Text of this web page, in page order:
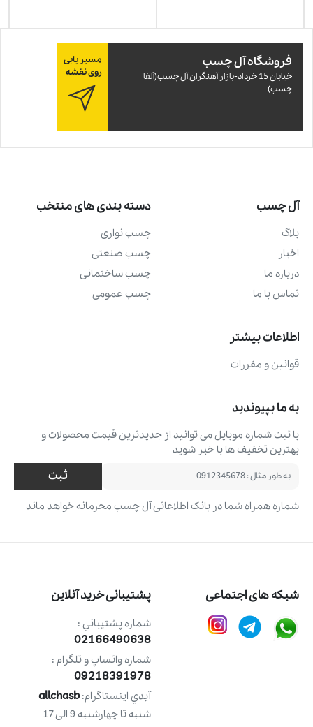
فروشگاه آل چسب
خيابان 15 خرداد-بازار آهنگران آل چسب(آلفا
چسب)
مسیر یابی
روی نقشه
آل چسب
بلاگ
اخبار
درباره ما
تماس با ما
دسته بندی های منتخب
چسب نواری
چسب صنعتی
چسب ساختمانی
چسب عمومی
اطلاعات بیشتر
قوانین و مقررات
به ما بپیوندید
با ثبت شماره موبایل می ‌توانید از جدیدترین قیمت محصولات و
بهترین تخفیف ‌ها با خبر شوید
ثبت
شماره همراه شما در بانک اطلاعاتی آل چسب محرمانه خواهد ماند
شبکه های اجتماعی پشتیبانی خرید آنلاین
شماره پشتيباني :
02166490638
شماره واتساپ و تلگرام :
09218391978
آيدي اينستاگرام:allchasb
شنبه تا چهارشنبه 9 الی 17